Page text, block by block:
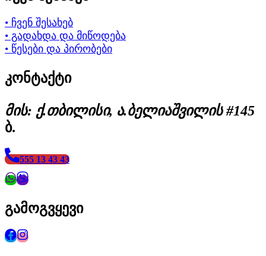
• ჩვენ შესახებ
• გადახდა და მიწოდება
• წესები და პირობები
კონტაქტი
მის: ქ.თბილისი, ა.ბელიაშვილის #145
ბ.
555 13 43 43
გამოგვყევი